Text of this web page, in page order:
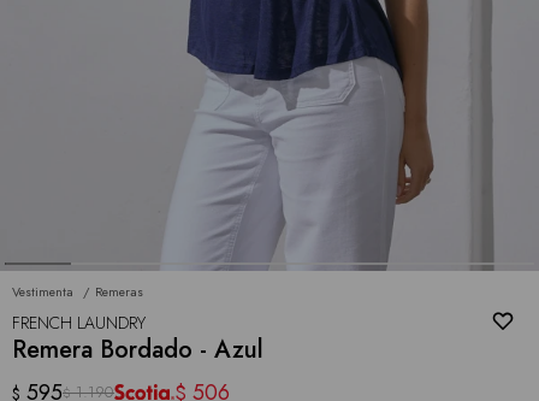
Vestimenta Remeras
FRENCH LAUNDRY
Remera Bordado - Azul
$ 595$ 1.190 $ 506